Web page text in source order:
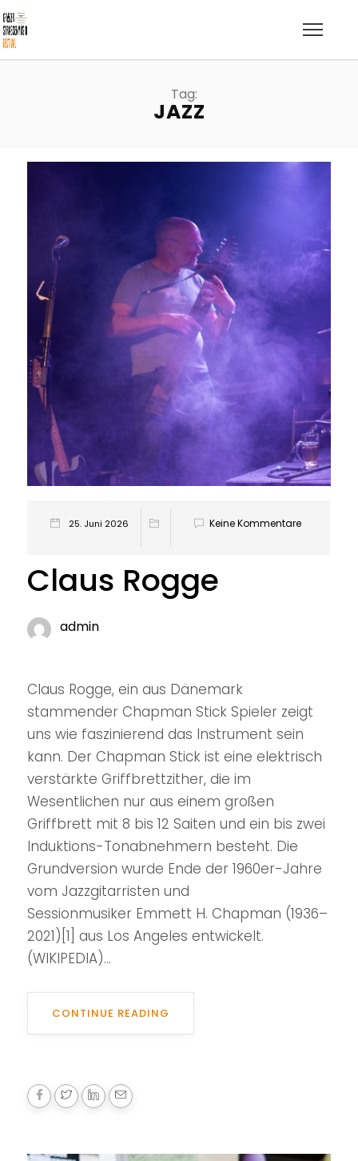
Tag:
JAZZ
25. Juni 2026 Keine Kommentare
Claus Rogge
admin
Claus Rogge, ein aus Dänemark
stammender Chapman Stick Spieler zeigt
uns wie faszinierend das Instrument sein
kann. Der Chapman Stick ist eine elektrisch
verstärkte Griffbrettzither, die im
Wesentlichen nur aus einem großen
Griffbrett mit 8 bis 12 Saiten und ein bis zwei
Induktions-Tonabnehmern besteht. Die
Grundversion wurde Ende der 1960er-Jahre
vom Jazzgitarristen und
Sessionmusiker Emmett H. Chapman (1936–
2021)[1] aus Los Angeles entwickelt.
(WIKIPEDIA)...
CONTINUE READING